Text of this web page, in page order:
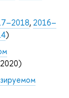
, 2016–
)